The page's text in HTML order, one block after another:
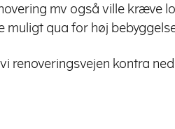
mv også ville kræve
qua for høj
renoveringsvejen kontra